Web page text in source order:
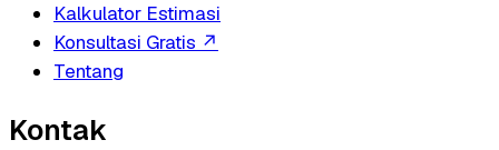
Kalkulator Estimasi
Konsultasi Gratis ↗
Tentang
Kontak